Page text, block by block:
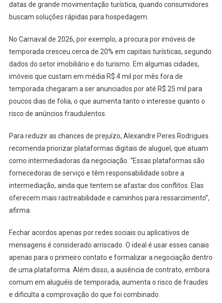
datas de grande movimentação turística, quando consumidores
buscam soluções rápidas para hospedagem.
No Carnaval de 2026, por exemplo, a procura por imóveis de
temporada cresceu cerca de 20% em capitais turísticas, segundo
dados do setor imobiliário e do turismo. Em algumas cidades,
imóveis que custam em média R$ 4 mil por mês fora de
temporada chegaram a ser anunciados por até R$ 25 mil para
poucos dias de folia, o que aumenta tanto o interesse quanto o
risco de anúncios fraudulentos.
Para reduzir as chances de prejuízo, Alexandre Peres Rodrigues
recomenda priorizar plataformas digitais de aluguel, que atuam
como intermediadoras da negociação. “Essas plataformas são
fornecedoras de serviço e têm responsabilidade sobre a
intermediação, ainda que tentem se afastar dos conflitos. Elas
oferecem mais rastreabilidade e caminhos para ressarcimento”,
afirma.
Fechar acordos apenas por redes sociais ou aplicativos de
mensagens é considerado arriscado. O ideal é usar esses canais
apenas para o primeiro contato e formalizar a negociação dentro
de uma plataforma. Além disso, a ausência de contrato, embora
comum em aluguéis de temporada, aumenta o risco de fraudes
e dificulta a comprovação do que foi combinado.